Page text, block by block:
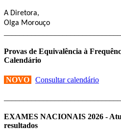
A Diretora,
Olga Morouço
Provas de Equivalência à
Calendário
NOVO Consultar calendário
EXAMES NACIONAIS 2026 -
resultados